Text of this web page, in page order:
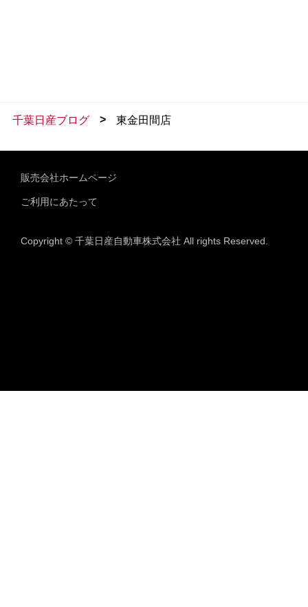
千葉日産ブログ > 東金田間店
販売会社ホームページ
ご利用にあたって
Copyright © 千葉日産自動車株式会社 All rights Reserved.